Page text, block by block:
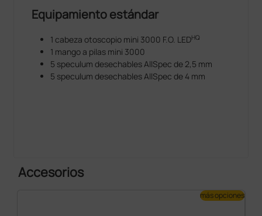
Equipamiento estándar
1 cabeza otoscopio mini 3000 F.O. LEDHQ
1 mango a pilas mini 3000
5 speculum desechables AllSpec de 2,5 mm
5 speculum desechables AllSpec de 4 mm
Accesorios
más opciones